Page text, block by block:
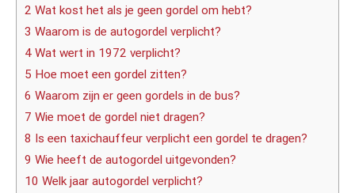
2 Wat kost het als je geen gordel om hebt?
3 Waarom is de autogordel verplicht?
4 Wat wert in 1972 verplicht?
5 Hoe moet een gordel zitten?
6 Waarom zijn er geen gordels in de bus?
7 Wie moet de gordel niet dragen?
8 Is een taxichauffeur verplicht een gordel te dragen?
9 Wie heeft de autogordel uitgevonden?
10 Welk jaar autogordel verplicht?